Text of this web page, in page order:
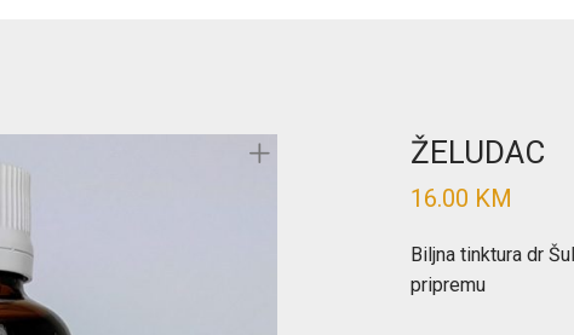
ŽELUDAC
16.00 KM
Biljna tinktura dr
pripremu